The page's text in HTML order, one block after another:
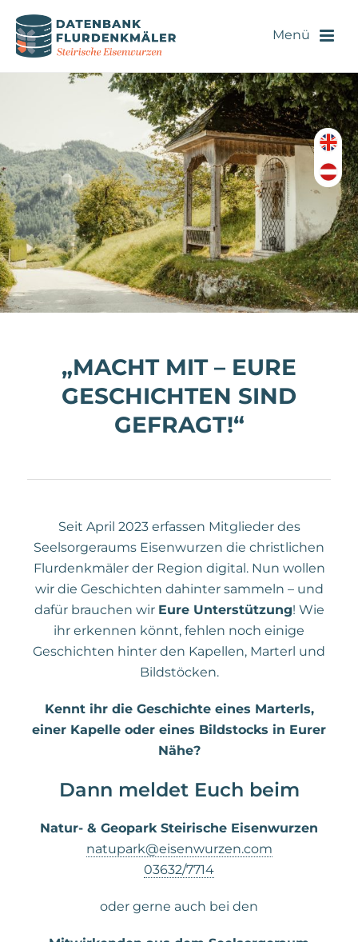
„MACHT MIT – EURE
GESCHICHTEN SIND
GEFRAGT!“
Seit April 2023 erfassen Mitglieder des
Seelsorgeraums Eisenwurzen die christlichen
Flurdenkmäler der Region digital. Nun wollen
wir die Geschichten dahinter sammeln – und
dafür brauchen wir Eure Unterstützung! Wie
ihr erkennen könnt, fehlen noch einige
Geschichten hinter den Kapellen, Marterl und
Bildstöcken.
Kennt ihr die Geschichte eines Marterls,
einer Kapelle oder eines Bildstocks in Eurer
Nähe?
Dann meldet Euch beim
Natur- & Geopark Steirische Eisenwurzen
natupark@eisenwurzen.com
03632/7714
oder gerne auch bei den